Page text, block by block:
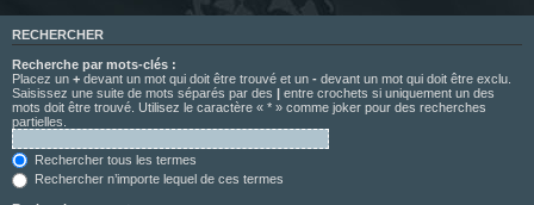
RECHERCHER
Recherche par mots-clés :
Placez un + devant un mot qui doit être trouvé et un - devant un mot qui doit être exclu.
Saisissez une suite de mots séparés par des | entre crochets si uniquement un des
mots doit être trouvé. Utilisez le caractère « * » comme joker pour des recherches
partielles.
Rechercher tous les termes
Rechercher n’importe lequel de ces termes